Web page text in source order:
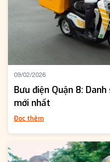
09/02/2026
Bưu điện Quận 8:
mới nhất
Đọc thêm